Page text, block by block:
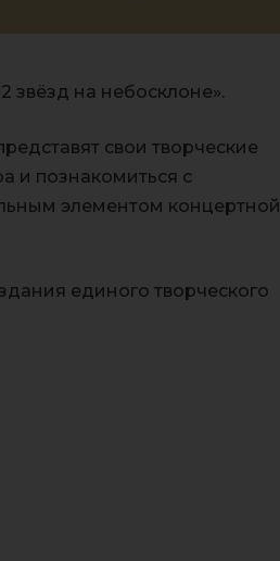
звёзд на небосклоне».
свои творческие
и познакомиться с
элементом концертной
единого творческого